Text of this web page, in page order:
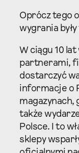
Oprócz tego
wygrania
W ciągu 10
partnerami,
dostarczyć
informacje o
magazynach,
także
Polsce. I to
sklepy